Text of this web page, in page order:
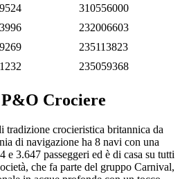
310556000
232006603
235113823
235059368
Crociere
tradizione crocieristica britannica da
di navigazione ha 8 navi con una
e 3.647 passeggeri ed è di casa su tutti
che fa parte del gruppo Carnival,